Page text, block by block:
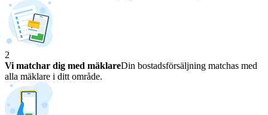
2
Vi matchar dig med mäklareDin bostadsförsäljning matchas med
alla mäklare i ditt område.